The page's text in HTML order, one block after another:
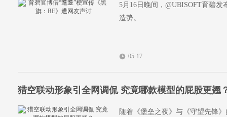
5月16日晚间，@UBISOFT育碧
造势。
05-17
猎空联动形象引全网调侃 究竟哪款模型的屁股更翘
随着《堡垒之夜》与《守望先锋